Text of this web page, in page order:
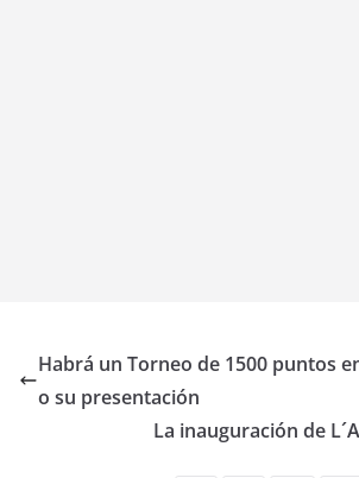
Habrá un Torneo de 1500 puntos
o su presentación
La inauguración de